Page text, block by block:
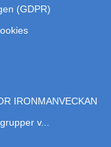
(GDPR)
IRONMANVECKAN
v...